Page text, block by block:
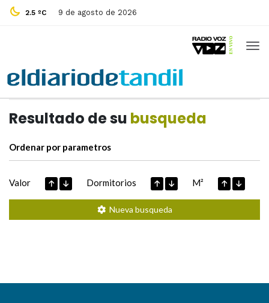
2.5 ºC 9 de agosto de 2026
Resultado de su busqueda
Ordenar por parametros
Valor Dormitorios M²
Nueva busqueda